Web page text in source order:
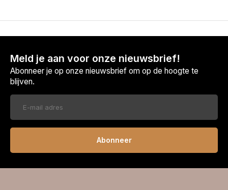
Meld je aan voor onze nieuwsbrief!
Abonneer je op onze nieuwsbrief om op de hoogte te
blijven.
Abonneer